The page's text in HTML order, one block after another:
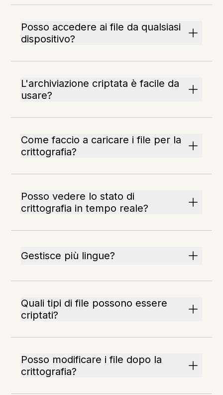
Posso accedere ai file da qualsiasi
dispositivo?
L'archiviazione criptata è facile da
usare?
Come faccio a caricare i file per la
crittografia?
Posso vedere lo stato di
crittografia in tempo reale?
Gestisce più lingue?
Quali tipi di file possono essere
criptati?
Posso modificare i file dopo la
crittografia?